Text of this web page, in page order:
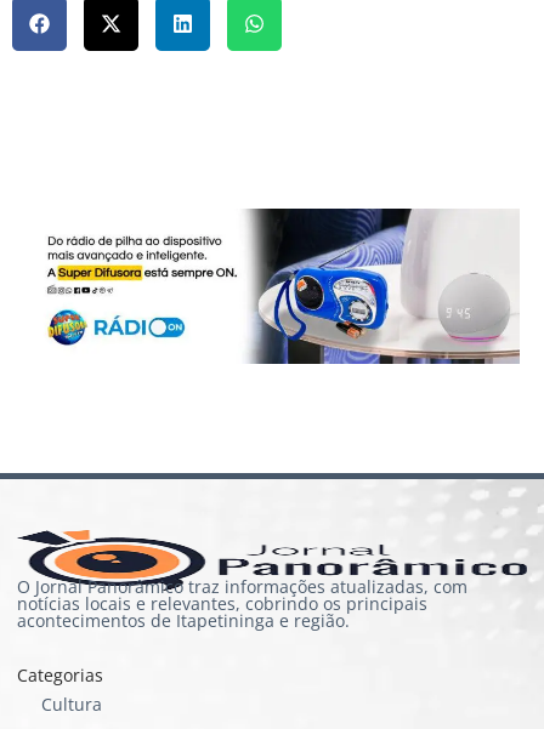
O Jornal Panorâmico traz informações atualizadas, com
notícias locais e relevantes, cobrindo os principais
acontecimentos de Itapetininga e região.
Categorias
Cultura